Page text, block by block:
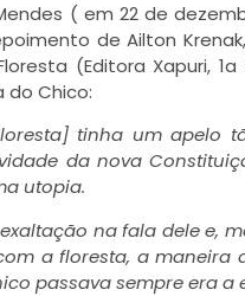
( em 22 de
de Ailton
(Editora Xapuri, 1a
do Chico:
tinha um apelo
da nova
utopia.
na fala dele e,
a floresta, a maneira
passava sempre era a